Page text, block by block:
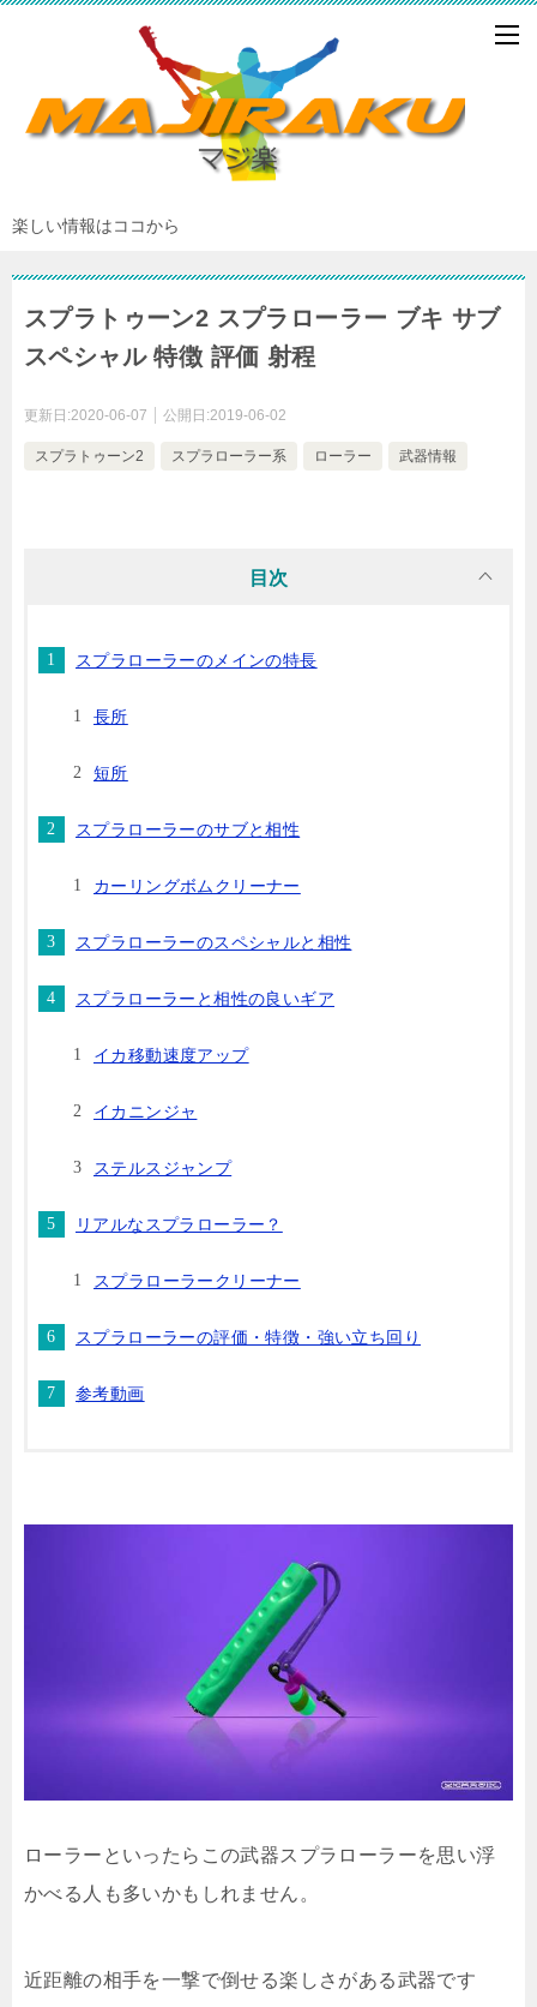
楽しい情報はココから
スプラトゥーン2 スプラローラー ブキ サブ
スペシャル 特徴 評価 射程
更新日:2020-06-07 公開日:2019-06-02
スプラトゥーン2 スプラローラー系 ローラー 武器情報
目次
スプラローラーのメインの特長
長所
短所
スプラローラーのサブと相性
カーリングボムクリーナー
スプラローラーのスペシャルと相性
スプラローラーと相性の良いギア
イカ移動速度アップ
イカニンジャ
ステルスジャンプ
リアルなスプラローラー？
スプラローラークリーナー
スプラローラーの評価・特徴・強い立ち回り
参考動画
ローラーといったらこの武器スプラローラーを思い浮
かべる人も多いかもしれません。
近距離の相手を一撃で倒せる楽しさがある武器です